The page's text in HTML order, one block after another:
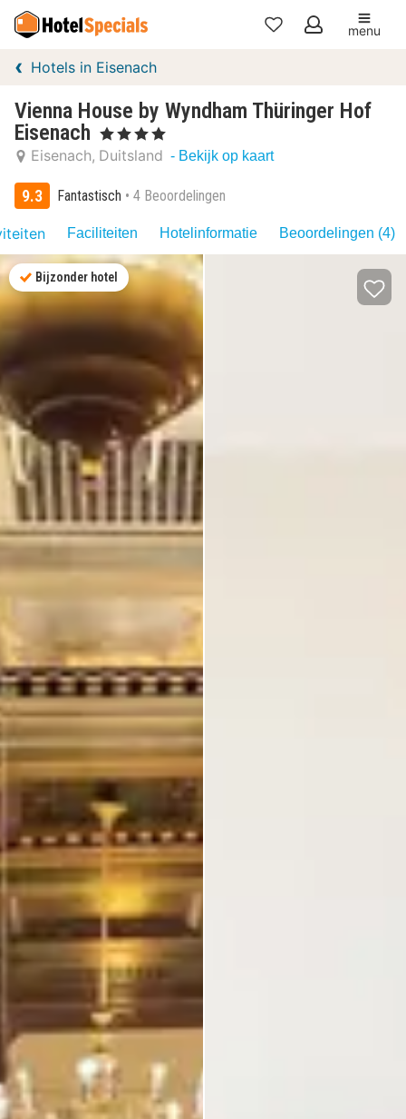
Mijn
menu
Hotels in Eisenach
Vienna House by Wyndham Thüringer Hof
Eisenach
, 4 Sterren
Eisenach Duitsland - Bekijk op kaart
9.3 Fantastisch 4 Beoordelingen
Faciliteiten Hotelinformatie Beoordelingen (4)
Bijzonder hotel